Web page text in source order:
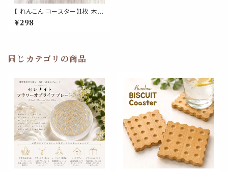
【 れんこん コースター】1枚 木製
ダークブラウン ウッド 蓮根 レン
コン 縁起 野菜 カップコースタ
しゃれ かわいい キッチン
¥298
同じカテゴリの商品